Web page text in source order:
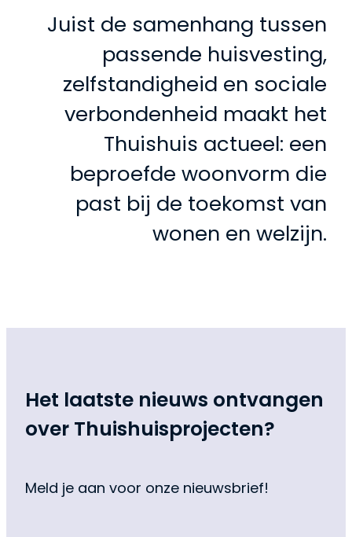
Juist de samenhang tussen
passende huisvesting,
zelfstandigheid en sociale
verbondenheid maakt het
Thuishuis actueel: een
beproefde woonvorm die
past bij de toekomst van
wonen en welzijn.
Het laatste nieuws ontvangen
over Thuishuisprojecten?
Meld je aan voor onze nieuwsbrief!